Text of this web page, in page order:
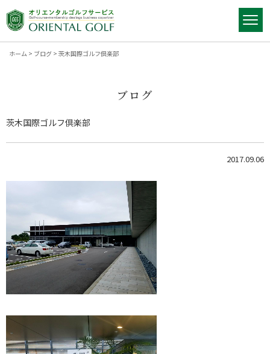
ホーム > ブログ > 茨木国際ゴルフ倶楽部
ブログ
茨木国際ゴルフ倶楽部
2017.09.06